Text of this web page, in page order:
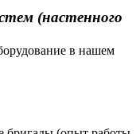
(настенного
в нашем